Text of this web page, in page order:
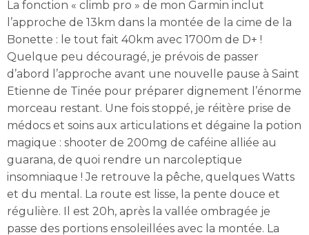
La fonction « climb pro » de mon Garmin inclut
l’approche de 13km dans la montée de la cime de la
Bonette : le tout fait 40km avec 1700m de D+ !
Quelque peu découragé, je prévois de passer
d’abord l’approche avant une nouvelle pause à Saint
Etienne de Tinée pour préparer dignement l’énorme
morceau restant. Une fois stoppé, je réitère prise de
médocs et soins aux articulations et dégaine la potion
magique : shooter de 200mg de caféine alliée au
guarana, de quoi rendre un narcoleptique
insomniaque ! Je retrouve la pêche, quelques Watts
et du mental. La route est lisse, la pente douce et
régulière. Il est 20h, après la vallée ombragée je
passe des portions ensoleillées avec la montée. La